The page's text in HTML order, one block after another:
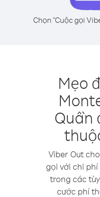
Chọn "Cuộc gọi
Mẹo
Quần
Viber Out
gọi với chi
trong các
cước phí